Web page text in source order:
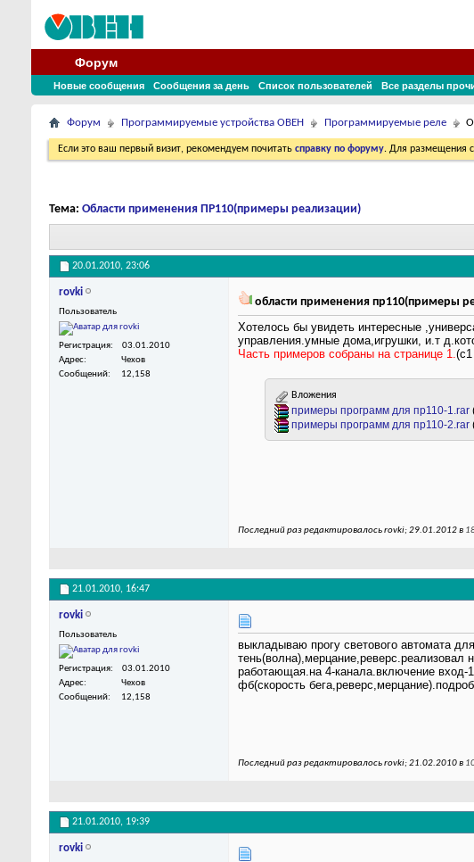
Форум
Новые сообщения Сообщения за день Список пользователей Все разделы
Форум Программируемые устройства ОВЕН Программируемые реле
Если это ваш первый визит, рекомендуем почитать справку по форуму. Для размещения
Тема: Области применения ПР110(примеры реализации)
20.01.2010, 23:06
rovki
Пользователь
Регистрация
03.01.2010
Адрес
Чехов
Сообщений
12,158
области применения пр110(примеры
Хотелось бы увидеть интересные
управления.умные дома,игрушки, и.т
Часть примеров собраны на странице 1.
Вложения
примеры программ для пр110-1.rar
примеры программ для пр110-2.rar
Последний раз редактировалось rovki; 29.01.2012 в
21.01.2010, 16:47
rovki
Пользователь
Регистрация
03.01.2010
Адрес
Чехов
Сообщений
12,158
выкладываю прогу светового автомата
работающая.на 4-канала.включение вход-
фб(скорость
Последний раз редактировалось rovki; 21.02.2010 в
21.01.2010, 19:39
rovki